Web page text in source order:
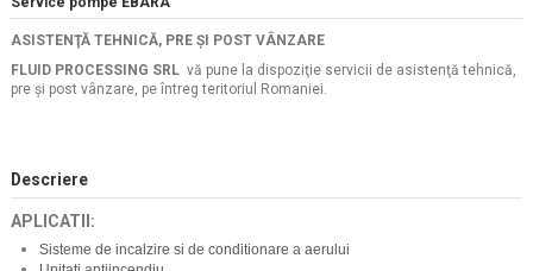
ASISTENŢĂ TEHNICĂ, PRE ŞI POST VÂNZARE
FLUID PROCESSING SRL vă pune la dispoziţie servicii de asistenţă tehnică,
pre şi post vânzare, pe întreg teritoriul Romaniei.
Descriere
APLICATII:
Sisteme de incalzire si de conditionare a aerului